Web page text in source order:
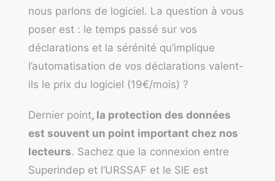
nous parlons de logiciel. La question à vous
poser est : le temps passé sur vos
déclarations et la sérénité qu’implique
l’automatisation de vos déclarations valent-
ils le prix du logiciel (19€/mois) ?
Dernier point, la protection des données
est souvent un point important chez nos
lecteurs. Sachez que la connexion entre
Superindep et l’URSSAF et le SIE est